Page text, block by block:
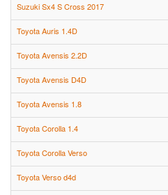
Suzuki Sx4 S Cross 2017
Toyota Auris 1.4D
Toyota Avensis 2.2D
Toyota Avensis D4D
Toyota Avensis 1.8
Toyota Corolla 1.4
Toyota Corolla Verso
Toyota Verso d4d